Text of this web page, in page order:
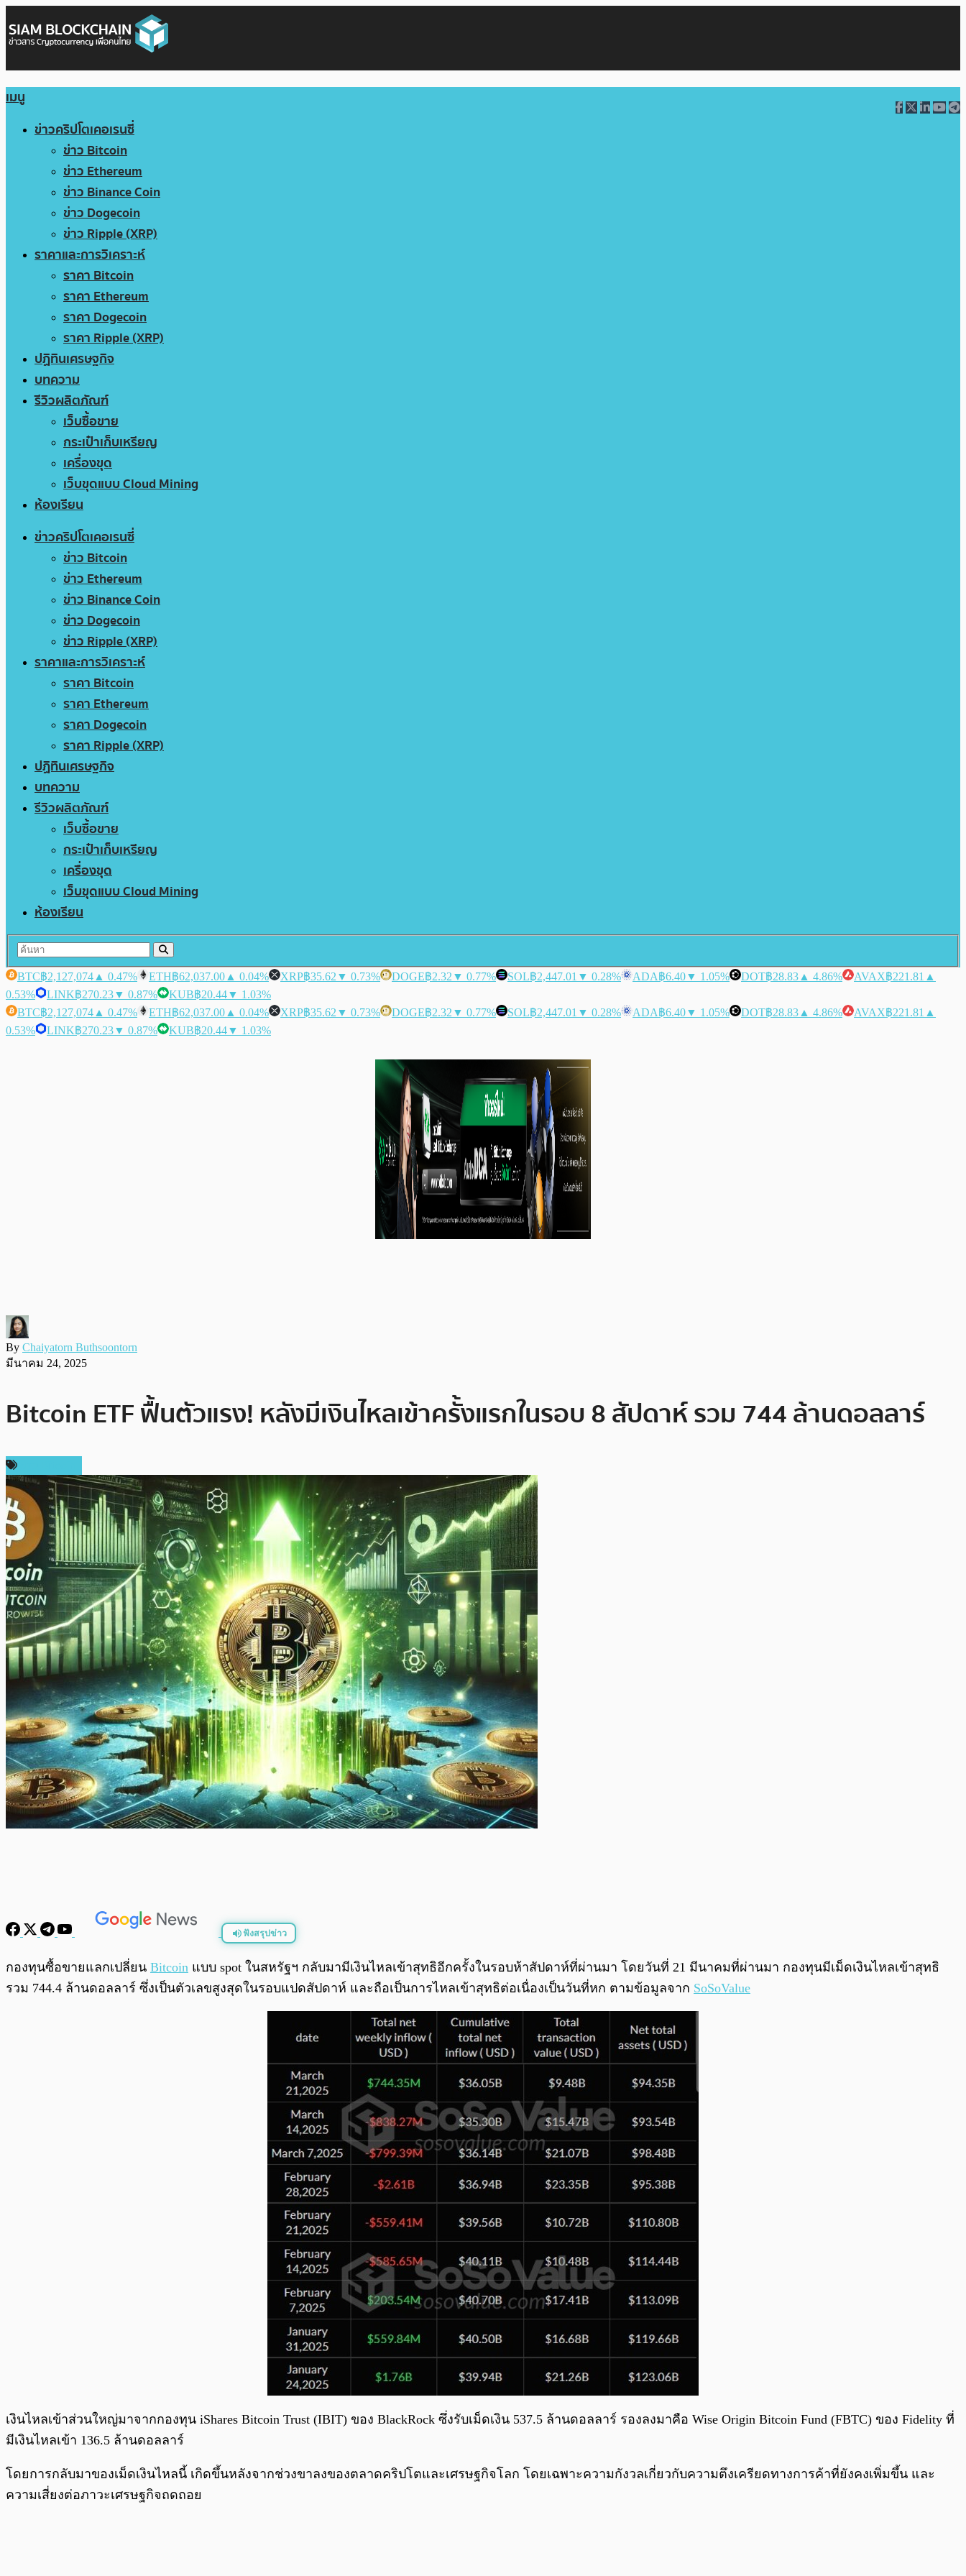
เมนู
ข่าวคริปโตเคอเรนซี่
ข่าว Bitcoin
ข่าว Ethereum
ข่าว Binance Coin
ข่าว Dogecoin
ข่าว Ripple (XRP)
ราคาและการวิเคราะห์
ราคา Bitcoin
ราคา Ethereum
ราคา Dogecoin
ราคา Ripple (XRP)
ปฏิทินเศรษฐกิจ
บทความ
รีวิวผลิตภัณฑ์
เว็บซื้อขาย
กระเป๋าเก็บเหรียญ
เครื่องขุด
เว็บขุดแบบ Cloud Mining
ห้องเรียน
ข่าวคริปโตเคอเรนซี่
ข่าว Bitcoin
ข่าว Ethereum
ข่าว Binance Coin
ข่าว Dogecoin
ข่าว Ripple (XRP)
ราคาและการวิเคราะห์
ราคา Bitcoin
ราคา Ethereum
ราคา Dogecoin
ราคา Ripple (XRP)
ปฏิทินเศรษฐกิจ
บทความ
รีวิวผลิตภัณฑ์
เว็บซื้อขาย
กระเป๋าเก็บเหรียญ
เครื่องขุด
เว็บขุดแบบ Cloud Mining
ห้องเรียน
BTC฿2,127,074 ▲ 0.47% ETH฿62,037.00 ▲ 0.04% XRP฿35.62 ▼ 0.73% DOGE฿2.32 ▼ 0.77% SOL฿2,447.01 ▼ 0.28% ADA฿6.40▼ 1.05% DOT฿28.83 ▲ 4.86% AVAX฿221.81 ▲
0.53%
LINK฿270.23▼ 0.87% KUB฿20.44▼ 1.03%
BTC฿2,127,074 ▲ 0.47% ETH฿62,037.00 ▲ 0.04% XRP฿35.62 ▼ 0.73% DOGE฿2.32 ▼ 0.77% SOL฿2,447.01 ▼ 0.28% ADA฿6.40▼ 1.05% DOT฿28.83 ▲ 4.86% AVAX฿221.81 ▲
0.53%
LINK฿270.23▼ 0.87% KUB฿20.44▼ 1.03%
By Chaiyatorn Buthsoontorn
มีนาคม 24, 2025
Bitcoin ETF ฟื้นตัวแรง! หลังมีเงินไหลเข้าครั้งแรกในรอบ 8 สัปดาห์ รวม 744 ล้านดอลลาร์
ฟังสรุปข่าว
พร้อมเล่น 0:00 0:00
กองทุนซื้อขายแลกเปลี่ยน Bitcoin แบบ spot ในสหรัฐฯ กลับมามีเงินไหลเข้าสุทธิอีกครั้งในรอบห้าสัปดาห์ที่ผ่านมา โดยวันที่ 21 มีนาคมที่ผ่านมา กองทุนมีเม็ดเงินไหลเข้าสุทธิ
รวม 744.4 ล้านดอลลาร์ ซึ่งเป็นตัวเลขสูงสุดในรอบแปดสัปดาห์ และถือเป็นการไหลเข้าสุทธิต่อเนื่องเป็นวันที่หก ตามข้อมูลจาก SoSoValue
เงินไหลเข้าส่วนใหญ่มาจากกองทุน iShares Bitcoin Trust (IBIT) ของ BlackRock ซึ่งรับเม็ดเงิน 537.5 ล้านดอลลาร์ รองลงมาคือ Wise Origin Bitcoin Fund (FBTC) ของ Fidelity ที่
มีเงินไหลเข้า 136.5 ล้านดอลลาร์
โดยการกลับมาของเม็ดเงินไหลนี้ เกิดขึ้นหลังจากช่วงขาลงของตลาดคริปโตและเศรษฐกิจโลก โดยเฉพาะความกังวลเกี่ยวกับความตึงเครียดทางการค้าที่ยังคงเพิ่มขึ้น และ
ความเสี่ยงต่อภาวะเศรษฐกิจถดถอย